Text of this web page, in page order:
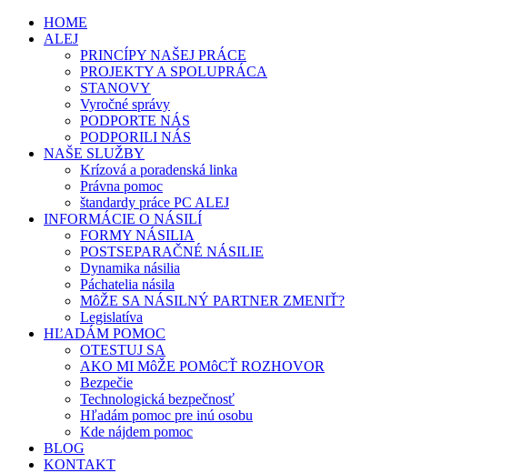
HOME
ALEJ
PRINCÍPY NAŠEJ PRÁCE
PROJEKTY A SPOLUPRÁCA
STANOVY
Vyročné správy
PODPORTE NÁS
PODPORILI NÁS
NAŠE SLUŽBY
Krízová a poradenská linka
Právna pomoc
štandardy práce PC ALEJ
INFORMÁCIE O NÁSILÍ
FORMY NÁSILIA
POSTSEPARAČNÉ NÁSILIE
Dynamika násilia
Páchatelia násila
MôŽE SA NÁSILNÝ PARTNER ZMENIŤ?
Legislatíva
HĽADÁM POMOC
OTESTUJ SA
AKO MI MôŽE POMôCŤ ROZHOVOR
Bezpečie
Technologická bezpečnosť
Hľadám pomoc pre inú osobu
Kde nájdem pomoc
BLOG
KONTAKT